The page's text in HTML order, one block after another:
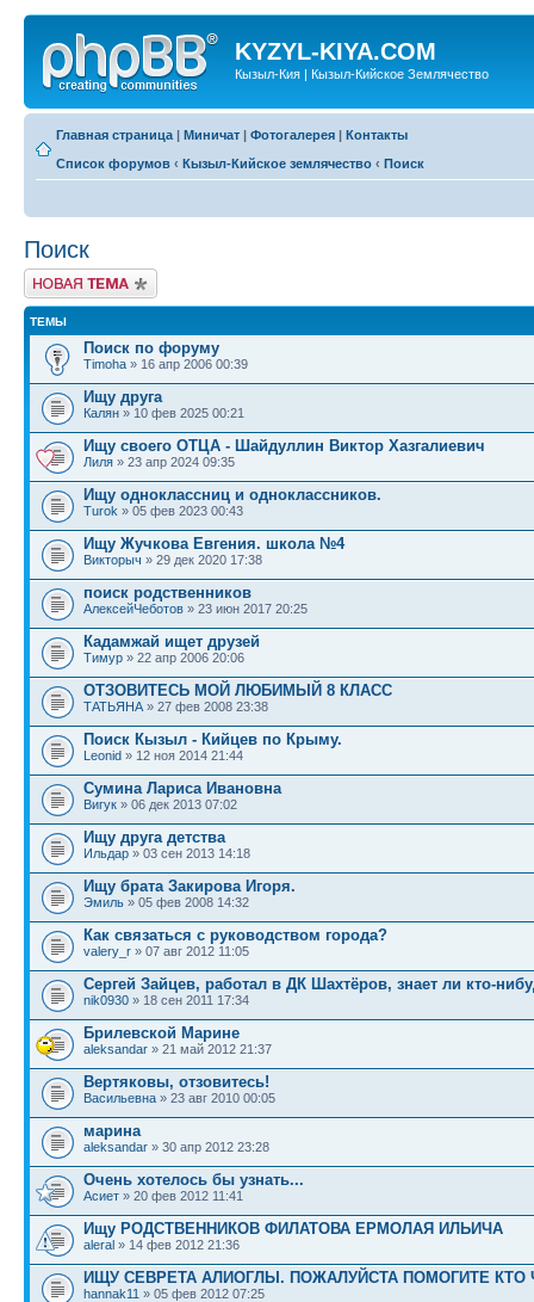
KYZYL-KIYA.COM
Кызыл-Кия | Кызыл-Кийское Землячество
Главная страница | Миничат | Фотогалерея | Контакты
Список форумов ‹ Кызыл-Кийское землячество ‹ Поиск
Поиск
Новая тема
ТЕМЫ
Поиск по форуму
Timoha » 16 апр 2006 00:39
Ищу друга
Калян » 10 фев 2025 00:21
Ищу своего ОТЦА - Шайдуллин Виктор Хазгалиевич
Лиля » 23 апр 2024 09:35
Ищу одноклассниц и одноклассников.
Turok » 05 фев 2023 00:43
Ищу Жучкова Евгения. школа №4
Викторыч » 29 дек 2020 17:38
поиск родственников
АлексейЧеботов » 23 июн 2017 20:25
Кадамжай ищет друзей
Тимур » 22 апр 2006 20:06
ОТЗОВИТЕCЬ МОЙ ЛЮБИМЫЙ 8 КЛАСС
TАТЬЯНА » 27 фев 2008 23:38
Поиск Кызыл - Кийцев по Крыму.
Leonid » 12 ноя 2014 21:44
Сумина Лариса Ивановна
Вигук » 06 дек 2013 07:02
Ищу друга детства
Ильдар » 03 сен 2013 14:18
Ищу брата Закирова Игоря.
Эмиль » 05 фев 2008 14:32
Как связаться с руководством города?
valery_r » 07 авг 2012 11:05
Сергей Зайцев, работал в ДК Шахтёров, знает ли кто-
nik0930 » 18 сен 2011 17:34
Брилевской Марине
aleksandar » 21 май 2012 21:37
Вертяковы, отзовитесь!
Васильевна » 23 авг 2010 00:05
марина
aleksandar » 30 апр 2012 23:28
Очень хотелось бы узнать...
Асиет » 20 фев 2012 11:41
Ищу РОДСТВЕННИКОВ ФИЛАТОВА ЕРМОЛАЯ ИЛЬИЧА
aleral » 14 фев 2012 21:36
ИЩУ СЕВРЕТА АЛИОГЛЫ. ПОЖАЛУЙСТА ПОМОГИТЕ КТО
hannak11 » 05 фев 2012 07:25